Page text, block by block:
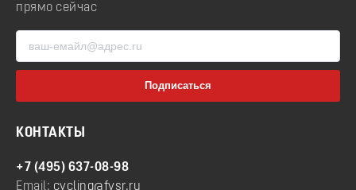
прямо сейчас
КОНТАКТЫ
+7 (495) 637-08-98
Email: cycling@fvsr.ru